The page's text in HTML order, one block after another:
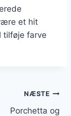
et hit
tilføje farve
NÆSTE
Porchetta og